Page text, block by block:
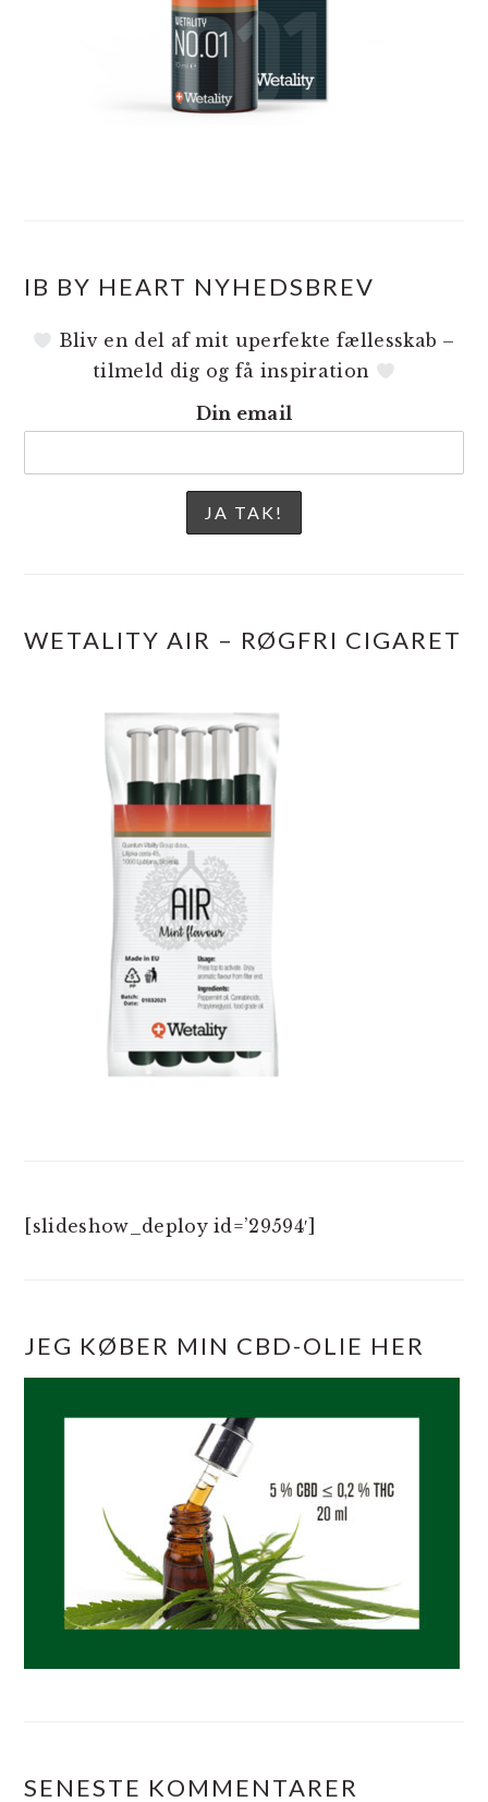
IB BY HEART NYHEDSBREV
Bliv en del af mit uperfekte fællesskab –
tilmeld dig og få inspiration
Din email
WETALITY AIR – RØGFRI CIGARET
[slideshow_deploy id=’29594′]
JEG KØBER MIN CBD-OLIE HER
SENESTE KOMMENTARER